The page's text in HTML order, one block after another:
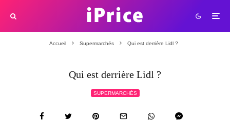
Accueil Supermarchés Qui est derrière Lidl ?
Qui est derrière Lidl ?
SUPERMARCHÉS